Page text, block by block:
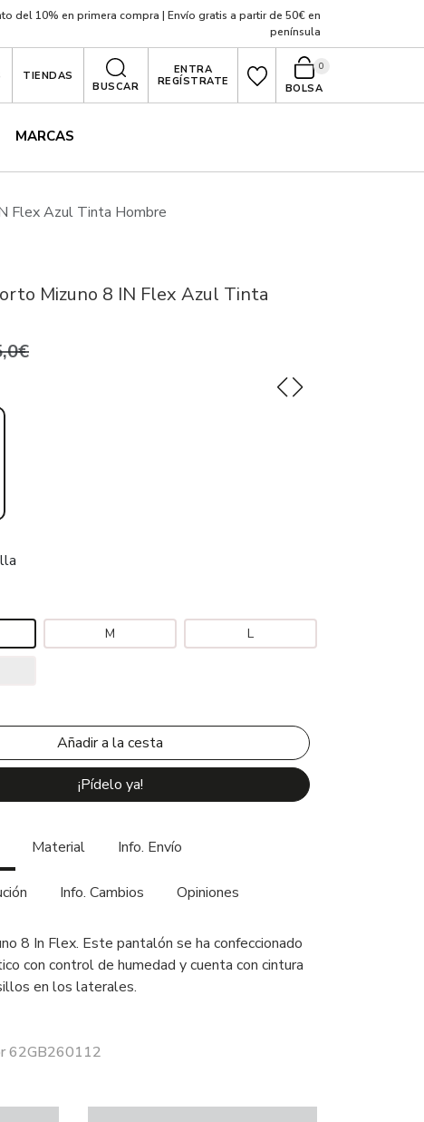
del 10% en primera compra | Envío gratis a partir de 50€ en
península
MARCAS
TIENDAS
BUSCAR
ENTRA
REGÍSTRATE
BOLSA
0
Flex Azul Tinta Hombre
Mizuno 8 IN Flex Azul Tinta
M L
¡Pídelo ya!
Material Info. Envío
Info. Cambios Opiniones
8 In Flex. Este pantalón se ha confeccionado
con control de humedad y cuenta con cintura
en los laterales.
62GB260112